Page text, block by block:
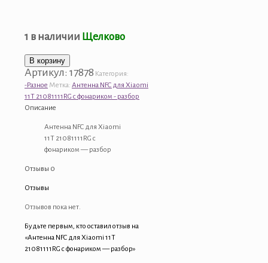
1 в наличии Щелково
Количество
товара
Антенна
NFC
для
21081111RG
-
разбор
В корзину
Артикул: 17878 Категория:
-Разное Метка: Антенна NFC для Xiaomi
11T 21081111RG с фонариком - разбор
Описание
Антенна NFC для Xiaomi
11T 21081111RG с
фонариком — разбор
Отзывы 0
Отзывы
Отзывов пока нет.
Будьте первым, кто оставил отзыв на
«Антенна NFC для Xiaomi 11T
21081111RG с фонариком — разбор»